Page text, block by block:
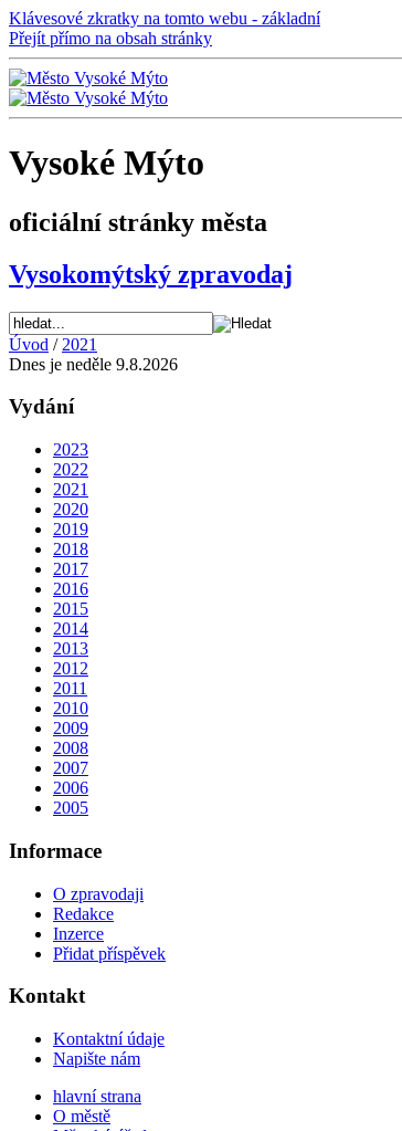
Klávesové zkratky na tomto webu - základní
Přejít přímo na obsah stránky
Vysoké Mýto
oficiální stránky města
Vysokomýtský zpravodaj
Úvod / 2021
Dnes je neděle 9.8.2026
Vydání
2023
2022
2021
2020
2019
2018
2017
2016
2015
2014
2013
2012
2011
2010
2009
2008
2007
2006
2005
Informace
O zpravodaji
Redakce
Inzerce
Přidat příspěvek
Kontakt
Kontaktní údaje
Napište nám
hlavní strana
O městě